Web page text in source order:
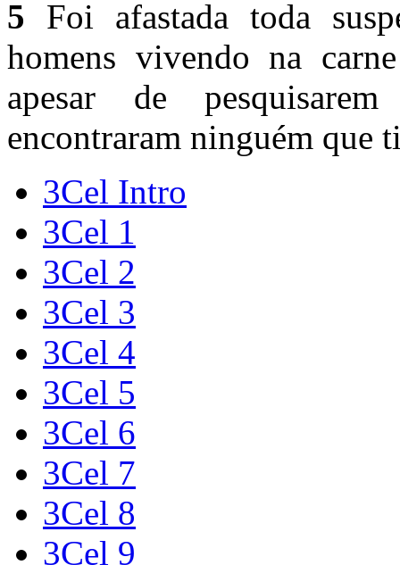
5 Foi afastada toda
homens vivendo na
apesar de
encontraram ninguém que
3Cel Intro
3Cel 1
3Cel 2
3Cel 3
3Cel 4
3Cel 5
3Cel 6
3Cel 7
3Cel 8
3Cel 9